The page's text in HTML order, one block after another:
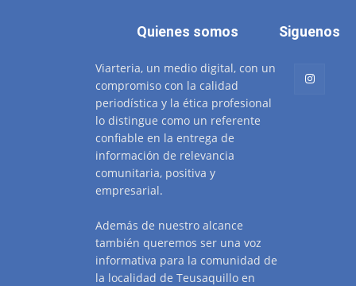
Quienes somos
Viarteria, un medio digital, con un
compromiso con la calidad
periodística y la ética profesional
lo distingue como un referente
confiable en la entrega de
información de relevancia
comunitaria, positiva y
empresarial.
Además de nuestro alcance
también queremos ser una voz
informativa para la comunidad de
la localidad de Teusaquillo en
Siguenos